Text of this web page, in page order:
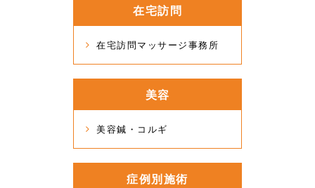
在宅訪問
在宅訪問マッサージ事務所
美容
美容鍼・コルギ
症例別施術